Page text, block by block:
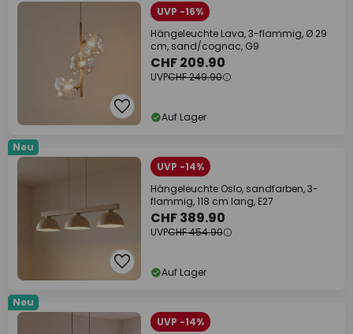
UVP -16%
Hängeleuchte Lava, 3-flammig, Ø 29
cm, sand/cognac, G9
CHF 209.90
UVPCHF 249.90
Auf Lager
Neu
UVP -14%
Hängeleuchte Oslo, sandfarben, 3-
flammig, 118 cm lang, E27
CHF 389.90
UVPCHF 454.90
Auf Lager
Neu
UVP -14%